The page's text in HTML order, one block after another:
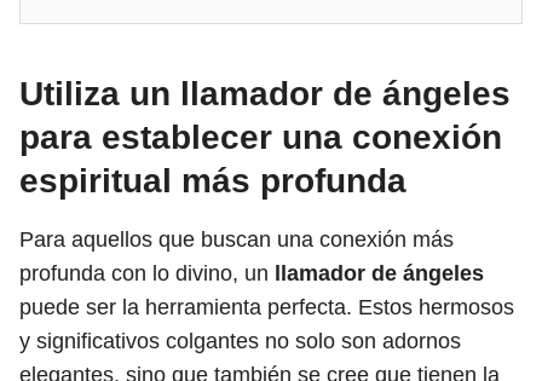
Utiliza un llamador de ángeles
para establecer una conexión
espiritual más profunda
Para aquellos que buscan una conexión más
profunda con lo divino, un
llamador de ángeles
puede ser la herramienta perfecta. Estos hermosos
y significativos colgantes no solo son adornos
elegantes, sino que también se cree que tienen la